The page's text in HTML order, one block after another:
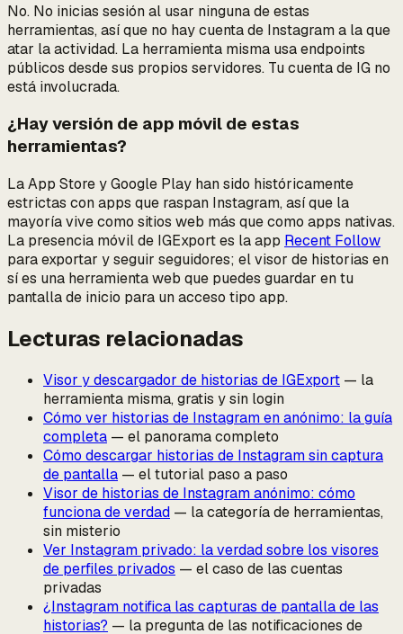
No. No inicias sesión al usar ninguna de estas
herramientas, así que no hay cuenta de Instagram a la que
atar la actividad. La herramienta misma usa endpoints
públicos desde sus propios servidores. Tu cuenta de IG no
está involucrada.
¿Hay versión de app móvil de estas
herramientas?
La App Store y Google Play han sido históricamente
estrictas con apps que raspan Instagram, así que la
mayoría vive como sitios web más que como apps nativas.
La presencia móvil de IGExport es la app Recent Follow
para exportar y seguir seguidores; el visor de historias en
sí es una herramienta web que puedes guardar en tu
pantalla de inicio para un acceso tipo app.
Lecturas relacionadas
Visor y descargador de historias de IGExport — la
herramienta misma, gratis y sin login
Cómo ver historias de Instagram en anónimo: la guía
completa — el panorama completo
Cómo descargar historias de Instagram sin captura
de pantalla — el tutorial paso a paso
Visor de historias de Instagram anónimo: cómo
funciona de verdad — la categoría de herramientas,
sin misterio
Ver Instagram privado: la verdad sobre los visores
de perfiles privados — el caso de las cuentas
privadas
¿Instagram notifica las capturas de pantalla de las
historias? — la pregunta de las notificaciones de